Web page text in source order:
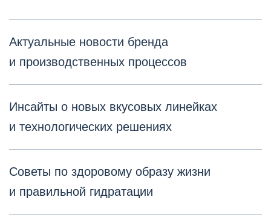
Актуальные новости бренда
и производственных процессов
Инсайты о новых вкусовых линейках
и технологических решениях
Советы по здоровому образу жизни
и правильной гидратации